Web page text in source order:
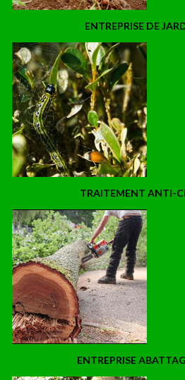
ENTREPRISE DE
TRAITEMENT ANTI-
ENTREPRISE